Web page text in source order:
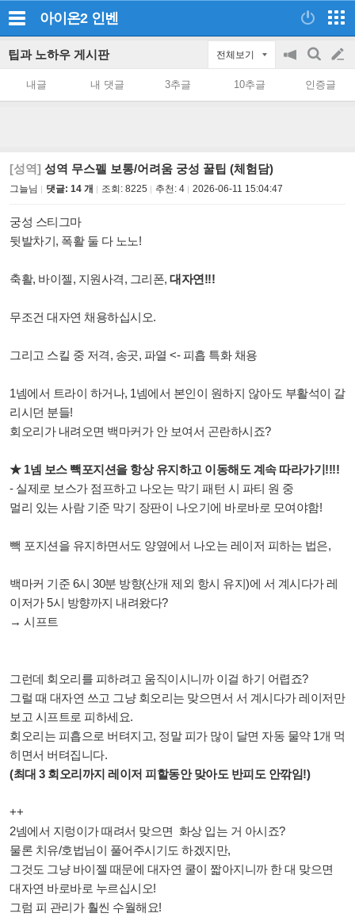
아이온2 인벤
팁과 노하우 게시판 전체보기
공
on/off
검
색
글
쓰
내글 내 댓글 3추글 10추글 인증글
[성역] 성역 무스펠 보통/어려움 궁성 꿀팁 (체험담)
그늘님 댓글: 14 개 조회: 8225 추천: 4 2026-06-11 15:04:47
궁성 스티그마
뒷발차기, 폭활 둘 다 노노!
축활, 바이젤, 지원사격, 그리폰, 대자연!!!
무조건 대자연 채용하십시오.
그리고 스킬 중 저격, 송곳, 파열 <- 피흡 특화 채용
1넴에서 트라이 하거나, 1넴에서 본인이 원하지 않아도 부활석이 갈
리시던 분들!
회오리가 내려오면 백마커가 안 보여서 곤란하시죠?
★ 1넴 보스 빽포지션을 항상 유지하고 이동해도 계속 따라가기!!!!
- 실제로 보스가 점프하고 나오는 막기 패턴 시 파티 원 중
멀리 있는 사람 기준 막기 장판이 나오기에 바로바로 모여야함!
빽 포지션을 유지하면서도 양옆에서 나오는 레이저 피하는 법은,
백마커 기준 6시 30분 방향(산개 제외 항시 유지)에 서 계시다가 레
이저가 5시 방향까지 내려왔다?
→ 시프트
그런데 회오리를 피하려고 움직이시니까 이걸 하기 어렵죠?
그럴 때 대자연 쓰고 그냥 회오리는 맞으면서 서 계시다가 레이저만
보고 시프트로 피하세요.
회오리는 피흡으로 버텨지고, 정말 피가 많이 달면 자동 물약 1개 먹
히면서 버텨집니다.
(최대 3 회오리까지 레이저 피할동안 맞아도 반피도 안깎임!)
++
2넴에서 지렁이가 때려서 맞으면 화상 입는 거 아시죠?
물론 치유/호법님이 풀어주시기도 하겠지만,
그것도 그냥 바이젤 때문에 대자연 쿨이 짧아지니까 한 대 맞으면
대자연 바로바로 누르십시오!
그럼 피 관리가 훨씬 수월해요!